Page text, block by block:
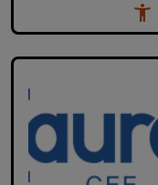
accessibility_new